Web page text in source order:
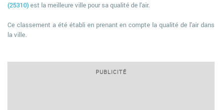
(25310)est la meilleure ville pour sa qualité de l'air.
Ce classement a été établi en prenant en compte la qualité de l'air dans
la ville.
PUBLICITÉ